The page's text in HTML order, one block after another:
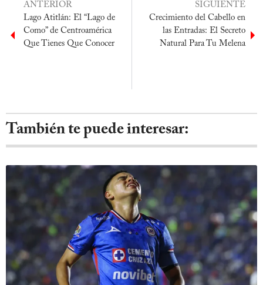
ANTERIOR
Lago Atitlán: El “Lago de
Como” de Centroamérica
Que Tienes Que Conocer
SIGUIENTE
Crecimiento del Cabello en
las Entradas: El Secreto
Natural Para Tu Melena
También te puede interesar: